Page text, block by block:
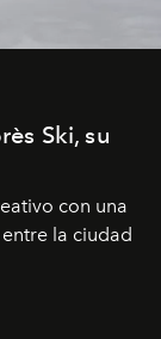
Ski, su
con una
la ciudad